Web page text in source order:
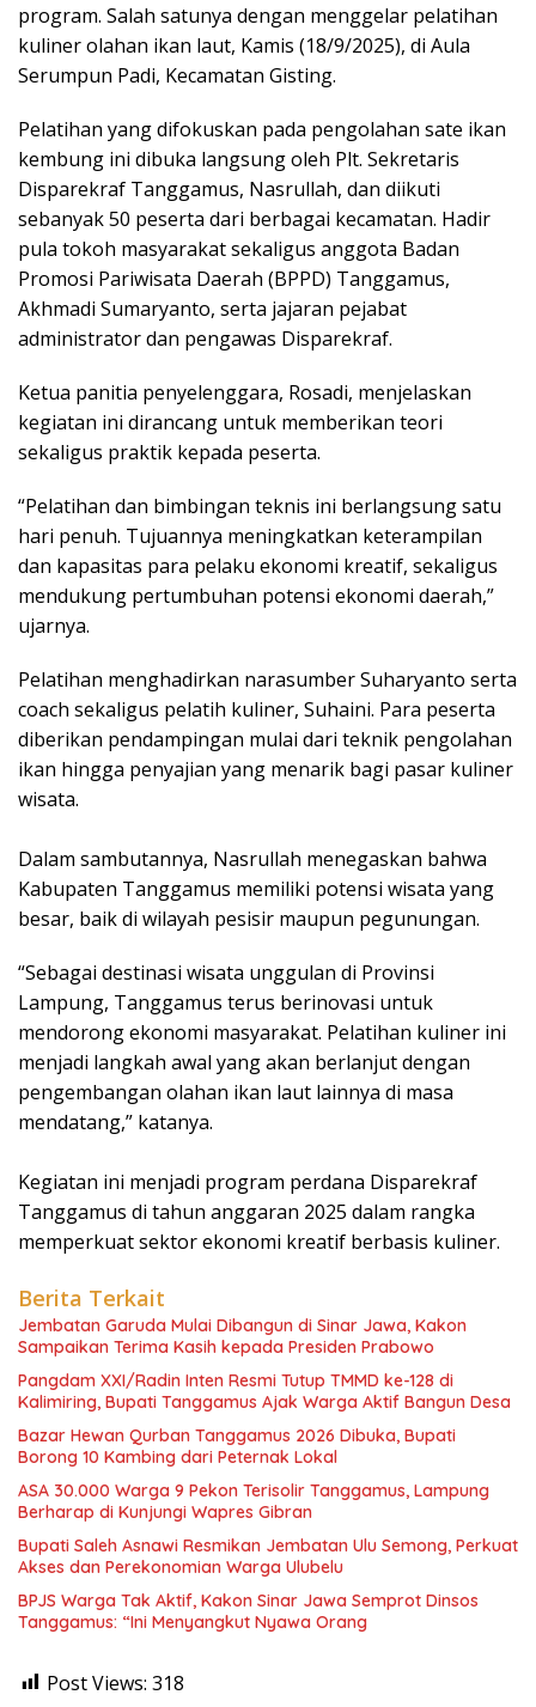
program. Salah satunya dengan menggelar pelatihan
kuliner olahan ikan laut, Kamis (18/9/2025), di Aula
Serumpun Padi, Kecamatan Gisting.
Pelatihan yang difokuskan pada pengolahan sate ikan
kembung ini dibuka langsung oleh Plt. Sekretaris
Disparekraf Tanggamus, Nasrullah, dan diikuti
sebanyak 50 peserta dari berbagai kecamatan. Hadir
pula tokoh masyarakat sekaligus anggota Badan
Promosi Pariwisata Daerah (BPPD) Tanggamus,
Akhmadi Sumaryanto, serta jajaran pejabat
administrator dan pengawas Disparekraf.
Ketua panitia penyelenggara, Rosadi, menjelaskan
kegiatan ini dirancang untuk memberikan teori
sekaligus praktik kepada peserta.
“Pelatihan dan bimbingan teknis ini berlangsung satu
hari penuh. Tujuannya meningkatkan keterampilan
dan kapasitas para pelaku ekonomi kreatif, sekaligus
mendukung pertumbuhan potensi ekonomi daerah,”
ujarnya.
Pelatihan menghadirkan narasumber Suharyanto serta
coach sekaligus pelatih kuliner, Suhaini. Para peserta
diberikan pendampingan mulai dari teknik pengolahan
ikan hingga penyajian yang menarik bagi pasar kuliner
wisata.
Dalam sambutannya, Nasrullah menegaskan bahwa
Kabupaten Tanggamus memiliki potensi wisata yang
besar, baik di wilayah pesisir maupun pegunungan.
“Sebagai destinasi wisata unggulan di Provinsi
Lampung, Tanggamus terus berinovasi untuk
mendorong ekonomi masyarakat. Pelatihan kuliner ini
menjadi langkah awal yang akan berlanjut dengan
pengembangan olahan ikan laut lainnya di masa
mendatang,” katanya.
Kegiatan ini menjadi program perdana Disparekraf
Tanggamus di tahun anggaran 2025 dalam rangka
memperkuat sektor ekonomi kreatif berbasis kuliner.
Berita Terkait
Jembatan Garuda Mulai Dibangun di Sinar Jawa, Kakon
Sampaikan Terima Kasih kepada Presiden Prabowo
Pangdam XXI/Radin Inten Resmi Tutup TMMD ke-128 di
Kalimiring, Bupati Tanggamus Ajak Warga Aktif Bangun Desa
Bazar Hewan Qurban Tanggamus 2026 Dibuka, Bupati
Borong 10 Kambing dari Peternak Lokal
ASA 30.000 Warga 9 Pekon Terisolir Tanggamus, Lampung
Berharap di Kunjungi Wapres Gibran
Bupati Saleh Asnawi Resmikan Jembatan Ulu Semong, Perkuat
Akses dan Perekonomian Warga Ulubelu
BPJS Warga Tak Aktif, Kakon Sinar Jawa Semprot Dinsos
Tanggamus: “Ini Menyangkut Nyawa Orang
Post Views: 318